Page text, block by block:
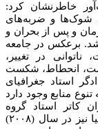
خاطرنشان کرد:
شوک‌ها و ضربه‌های
و پس از بحران و
برعکس در جامعه
ناتوانی در تغییر،
انحطاط، شکست
استاد جغرافیای
که تنوع منابع وجود دارد
کاتر استاد گروه
تحقیقات جغرافیا و آسیب‌پذیری دانشگاه کالیفرنیا نیز در سال (۲۰۰۸)